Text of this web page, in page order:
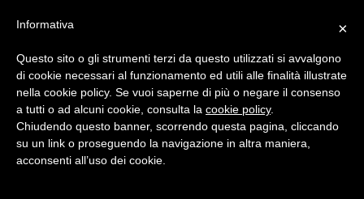
bimbi e viaggi - family travel blog: community #1 in
×
Informativa
Questo sito o gli strumenti terzi da questo utilizzati si avvalgono
di cookie necessari al funzionamento ed utili alle finalità illustrate
nella cookie policy. Se vuoi saperne di più o negare il consenso
a tutti o ad alcuni cookie, consulta la cookie policy.
Chiudendo questo banner, scorrendo questa pagina, cliccando
su un link o proseguendo la navigazione in altra maniera,
acconsenti all’uso dei cookie.